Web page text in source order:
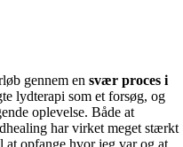
gennem ensvær proces i
lydterapi som et forsøg, og
oplevelse. Både at
har virket meget stærkt